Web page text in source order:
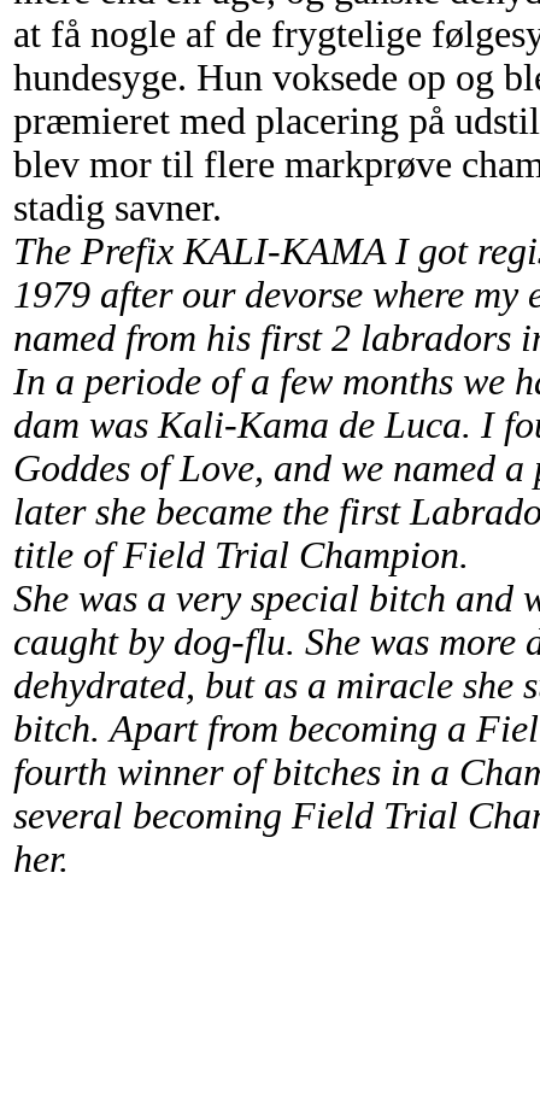
at få nogle af de frygtelige
hundesyge. Hun voksede op og
præmieret med placering på
blev mor til flere markprøve
stadig savner.
The Prefix KALI-KAMA I got
1979 after our devorse where
named from his first 2 labradors
In a periode of a few months we
dam was Kali-Kama de Luca. I
Goddes of Love, and we named
later she became the first
title of Field Trial Champion.
She was a very special bitch and
caught by dog-flu. She was
dehydrated, but as a miracle she
bitch. Apart from becoming a
fourth winner of bitches in a
several becoming Field Trial
her.